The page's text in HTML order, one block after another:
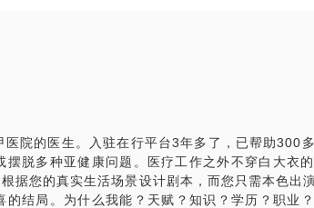
物，比如抑酸药、匹维溴铵（得舒特）和各种益生
学业务交流中，偶然学到国内尚未普及的功能医学
麦类食物中的特有蛋白质——面筋）不耐受，基
，通过“回避食物——修复屏障——替代功能——重
症状，竟然奇迹般都消失了！自己也不由得感叹
胖子脾气好？人缘好？给人安全感？
胖是社交的副作用、人脉的代价？
子底儿，体谅农民伯伯辛苦！
但体检都正常啊！
医院的医生。入驻在行平台3年多了，已帮助300
摆脱多种亚健康问题。医疗工作之外不穿白大衣
据您的真实生活场景设计剧本，而您只需本色出
的结局。为什么我能？天赋？知识？学历？职业